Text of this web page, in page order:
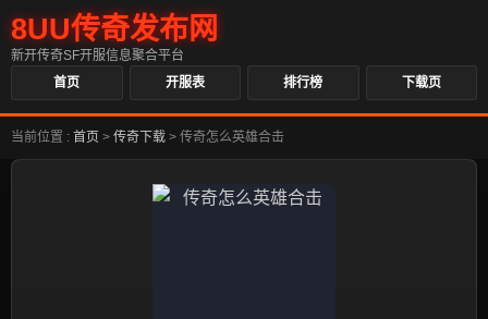
8UU传奇发布网
新开传奇SF开服信息聚合平台
首页
开服表 排行榜 下载页
当前位置 : 首页 > 传奇下载 > 传奇怎么英雄合击